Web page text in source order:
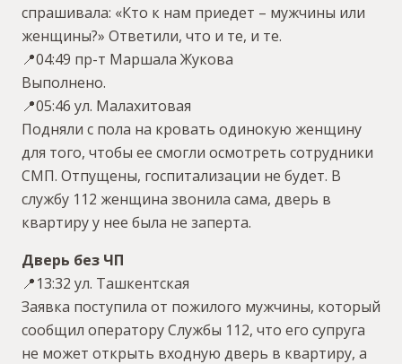
спрашивала: «Кто к нам приедет – мужчины или
женщины?» Ответили, что и те, и те.
📍04:49 пр-т Маршала Жукова
Выполнено.
📍05:46 ул. Малахитовая
Подняли с пола на кровать одинокую женщину
для того, чтобы ее смогли осмотреть сотрудники
СМП. Отпущены, госпитализации не будет. В
службу 112 женщина звонила сама, дверь в
квартиру у нее была не заперта.
Дверь без ЧП
📍13:32 ул. Ташкентская
Заявка поступила от пожилого мужчины, который
сообщил оператору Службы 112, что его супруга
не может открыть входную дверь в квартиру, а